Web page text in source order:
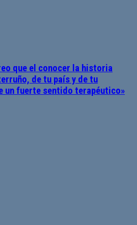
que el conocer la historia
de tu país y de tu
un fuerte sentido terapéutico»